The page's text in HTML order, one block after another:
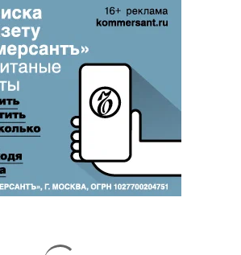
ВСУ точно получат десятки тысяч новых
солдат
Путин озвучил итоговый план СВО
Зеленский неожиданно высказался о
возвращении Крыма
Заставим раскаяться: союзник России
дал грозное обещание